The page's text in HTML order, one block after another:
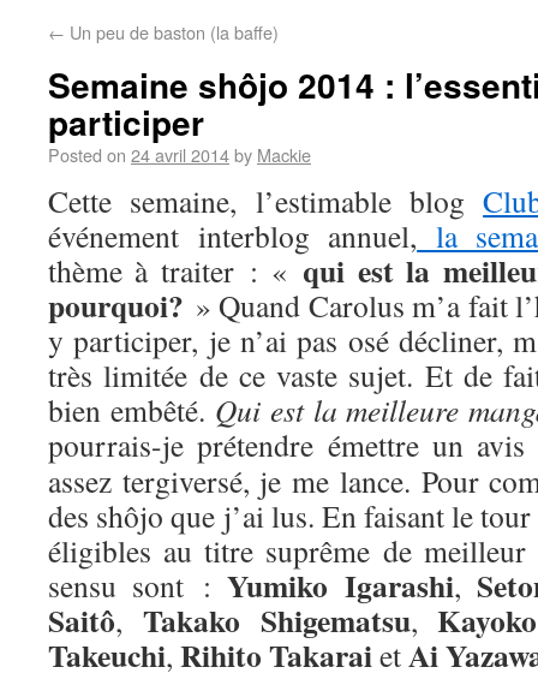
← Un peu de baston (la baffe)
Semaine shôjo 2014 :
participer
Posted on 24 avril 2014by Mackie
Cette semaine, l’estimable blog
événement interblog annuel, la
thème à traiter : « qui est la
pourquoi? » Quand Carolus m’a fait
y participer, je n’ai pas osé décliner,
très limitée de ce vaste sujet. Et de
bien embêté. Qui est la meilleure
pourrais-je prétendre émettre un
assez tergiversé, je me lance. Pour
des shôjo que j’ai lus. En faisant le tour
éligibles au titre suprême de
sensu sont :Yumiko Igarashi,
Saitô, Takako Shigematsu,Kayoko
Takeuchi, Rihito TakaraietAi